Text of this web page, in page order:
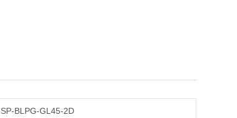
SP-BLPG-GL45-2D